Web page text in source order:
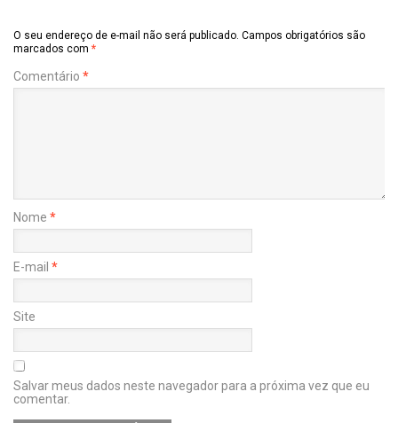
O seu endereço de e-mail não será publicado. Campos obrigatórios são
marcados com *
Comentário *
Nome *
E-mail *
Site
Salvar meus dados neste navegador para a próxima vez que eu
comentar.